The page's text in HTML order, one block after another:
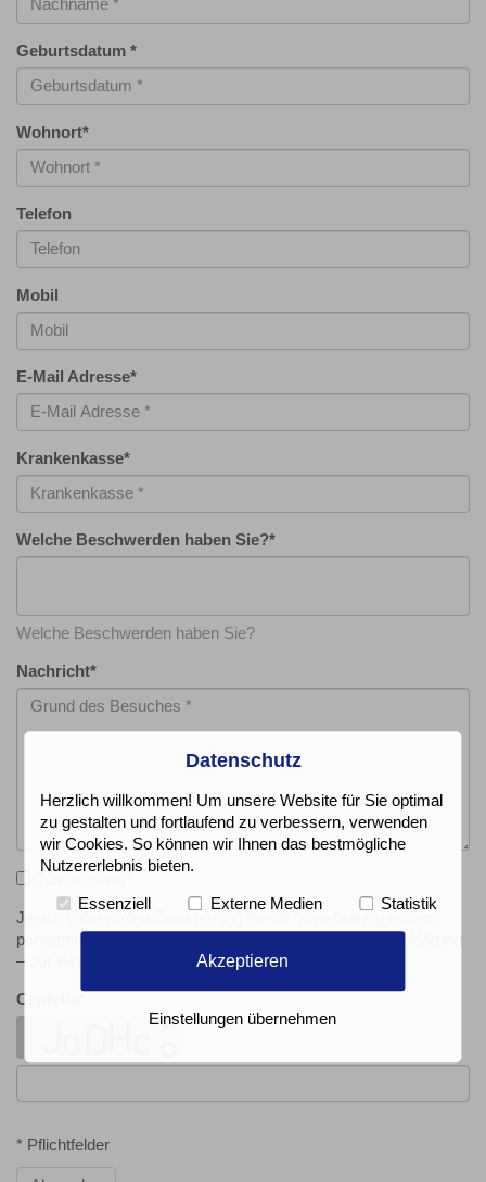
Geburtsdatum *
Wohnort*
Telefon
Mobil
E-Mail Adresse*
Krankenkasse*
Welche Beschwerden haben Sie?*
Welche Beschwerden haben Sie?
Nachricht*
Ja, ich gebe meine Zustimmung für die Verarbeitung meiner
personenbezogenen Daten – gemäß der Datenschutzerklärung
– zur Bearbeitung und Beantwortung dieser Anfrage. *
Captcha
* Pflichtfelder
Datenschutz
Herzlich willkommen! Um unsere Website für Sie optimal
zu gestalten und fortlaufend zu verbessern, verwenden
wir Cookies. So können wir Ihnen das bestmögliche
Nutzererlebnis bieten.
Essenziell Externe Medien Statistik
Akzeptieren
Einstellungen übernehmen